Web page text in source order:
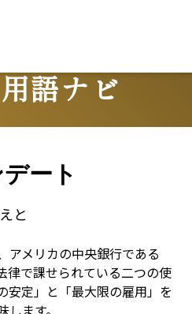
語ナビ
ート
と
アメリカの中央銀行である
律で課せられている二つの使
安定」と「最大限の雇用」を
ます。